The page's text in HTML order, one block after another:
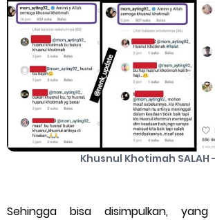
Khusnul Khotimah SALAH
Sehingga bisa disimpulkan,